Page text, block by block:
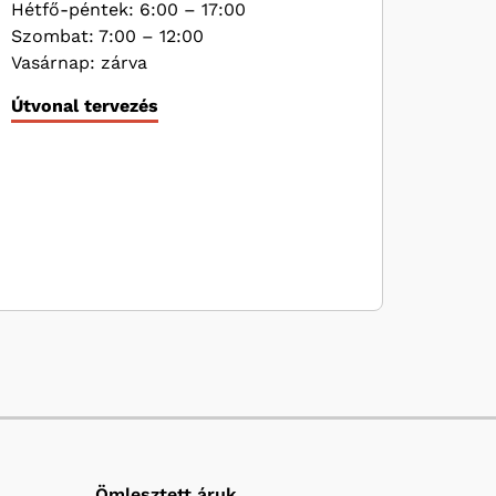
Hétfő-péntek: 6:00 – 17:00
Szombat: 7:00 – 12:00
Vasárnap: zárva
Útvonal tervezés